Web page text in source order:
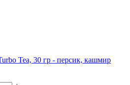
Tea, 30 гр - персик, кашмир